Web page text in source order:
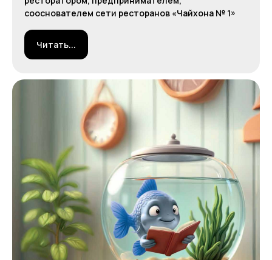
сооснователем сети ресторанов «Чайхона № 1»
Читать...